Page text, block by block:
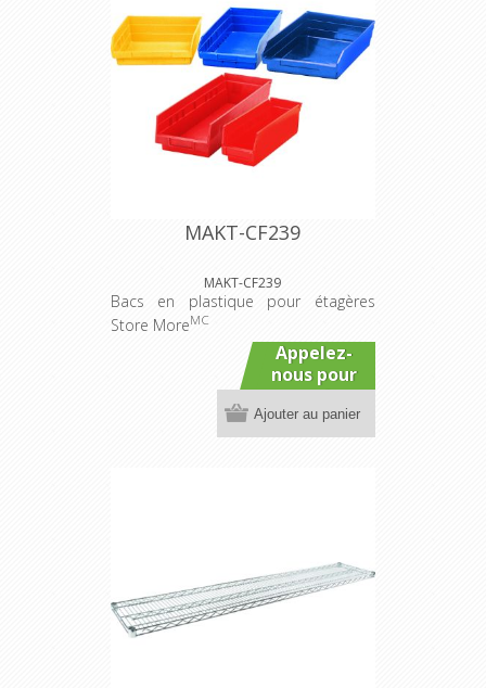
MAKT-CF239
MAKT-CF239
Bacs en plastique pour étagères
Store MoreMC
Appelez-
nous pour
connaître
le prix
Ajouter au panier